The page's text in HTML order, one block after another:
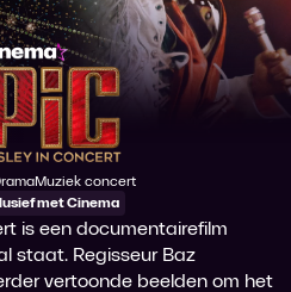
Epic: Elvis Presley
Productiejaar
Tijdsduur
Genre
Genre
Muziek concert
met Cinema
is een documentairefilm
staat. Regisseur Baz
vertoonde beelden om het